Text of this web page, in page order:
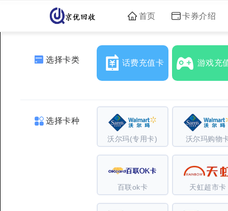
首页 卡券介绍
选择卡类 话费充值卡 游戏充
选择卡种
沃尔玛(专用卡) 沃尔玛购物
百联ok卡 天虹超市卡